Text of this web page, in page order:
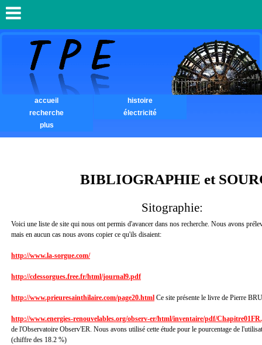
accueil
histoire
recherche
électricité
plus
BIBLIOGRAPHIE et
Sitographie:
Voici une liste de site qui nous ont permis d'avancer dans nos recherche. Nous avons
mais en aucun cas nous avons copier ce qu'ils disaient:
http://www.la-sorgue.com/
http://cdessorgues.free.fr/html/journal9.pdf
http://www.prieuresainthilaire.com/page20.html Ce site présente le livre de Pierre
http://www.energies-renouvelables.org/observ-er/html/inventaire/pdf/
de l'Observatoire Observ'ER. Nous avons utilisé cette étude pour le pourcentage de
(chiffre des 18.2 %)